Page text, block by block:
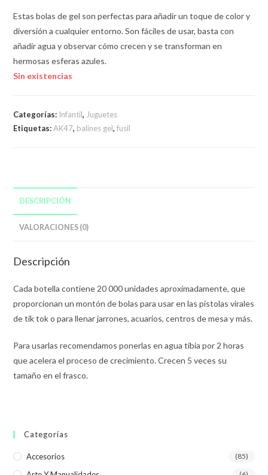
Estas bolas de gel son perfectas para añadir un toque de color y
diversión a cualquier entorno. Son fáciles de usar, basta con
añadir agua y observar cómo crecen y se transforman en
hermosas esferas azules.
Sin existencias
Categorías: Infantil, Juguetes
Etiquetas:AK47, balines gel,fusil
DESCRIPCIÓN
VALORACIONES (0)
Descripción
Cada botella contiene 20 000 unidades aproximadamente, que
proporcionan un montón de bolas para usar en las pistolas virales
de tik tok o para llenar jarrones, acuarios, centros de mesa y más.
Para usarlas recomendamos ponerlas en agua tibia por 2 horas
que acelera el proceso de crecimiento. Crecen 5 veces su
tamaño en el frasco.
Categorías
Accesorios (85)